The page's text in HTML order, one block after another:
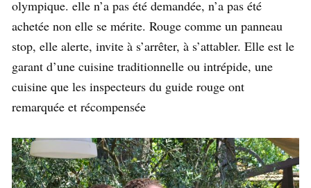
olympique. elle n’a pas été demandée, n’a pas été
achetée non elle se mérite. Rouge comme un panneau
stop, elle alerte, invite à s’arrêter, à s’attabler. Elle est le
garant d’une cuisine traditionnelle ou intrépide, une
cuisine que les inspecteurs du guide rouge ont
remarquée et récompensée